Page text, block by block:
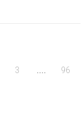
3 .... 96